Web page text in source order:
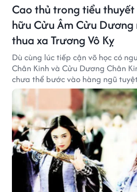
Cao thủ trong tiểu
hữu Cửu Âm Cửu
thua xa Trương Vô Kỵ
Dù cùng lúc tiếp cận võ học có
Chân Kinh và Cửu Dương Chân
chưa thể bước vào hàng ngũ